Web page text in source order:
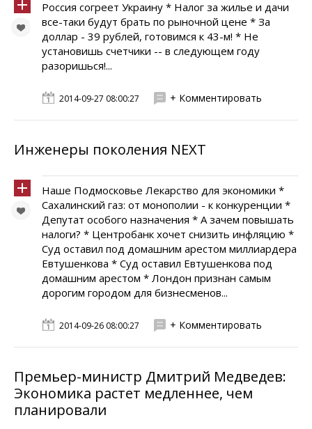
Россия согреет Украину * Налог за жилье и дачи
все-таки будут брать по рыночной цене * За
доллар - 39 рублей, готовимся к 43-м! * Не
установишь счетчики -- в следующем году
разоришься!...
2014-09-27 08:00:27 + Комментировать
Инженеры поколения NEXT
Наше Подмосковье Лекарство для экономики *
Сахалинский газ: от монополии - к конкуренции *
Депутат особого назначения * А зачем повышать
налоги? * Центробанк хочет снизить инфляцию *
Суд оставил под домашним арестом миллиардера
Евтушенкова * Суд оставил Евтушенкова под
домашним арестом * Лондон признан самым
дорогим городом для бизнесменов...
2014-09-26 08:00:27 + Комментировать
Премьер-министр Дмитрий Медведев:
Экономика растет медленнее, чем
планировали